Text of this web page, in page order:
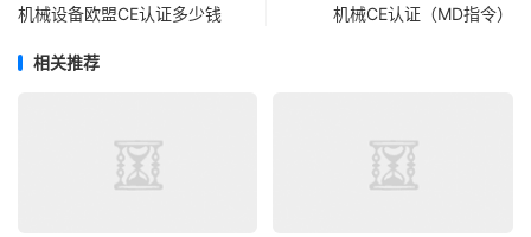
机械设备欧盟CE认证多少钱 机械CE认证（MD指令）
相关推荐